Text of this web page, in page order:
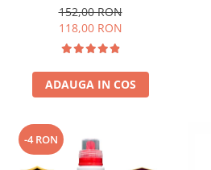
152,00 RON
118,00 RON
ADAUGA IN COS
-4 RON